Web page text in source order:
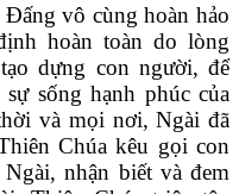
vô cùng hoàn hảo
hoàn toàn do lòng
dựng con người, để
sống hạnh phúc của
và mọi nơi, Ngài đã
Chúa kêu gọi con
nhận biết và đem